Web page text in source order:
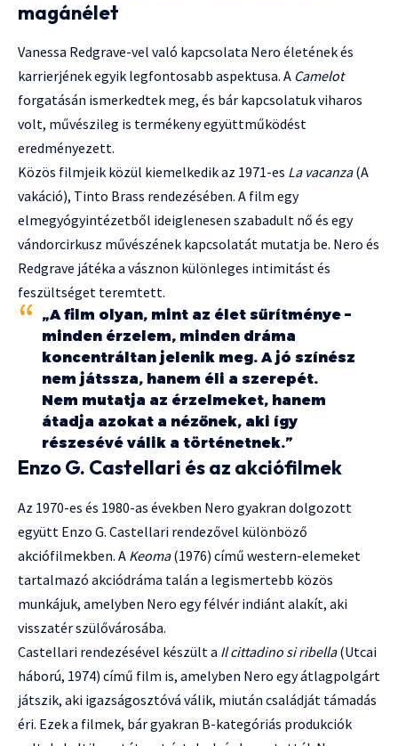
magánélet
Vanessa Redgrave-vel való kapcsolata Nero életének és
karrierjének egyik legfontosabb aspektusa. A Camelot
forgatásán ismerkedtek meg, és bár kapcsolatuk viharos
volt, művészileg is termékeny együttműködést
eredményezett.
Közös filmjeik közül kiemelkedik az 1971-es La vacanza(A
vakáció), Tinto Brass rendezésében. A film egy
elmegyógyintézetből ideiglenesen szabadult nő és egy
vándorcirkusz művészének kapcsolatát mutatja be. Nero és
Redgrave játéka a vásznon különleges intimitást és
feszültséget teremtett.
„A film olyan, mint az élet sűrítménye –
minden érzelem, minden dráma
koncentráltan jelenik meg. A jó színész
nem játssza, hanem éli a szerepét.
Nem mutatja az érzelmeket, hanem
átadja azokat a nézőnek, aki így
részesévé válik a történetnek.”
Enzo G. Castellari és az akciófilmek
Az 1970-es és 1980-as években Nero gyakran dolgozott
együtt Enzo G. Castellari rendezővel különböző
akciófilmekben. A Keoma(1976) című western-elemeket
tartalmazó akciódráma talán a legismertebb közös
munkájuk, amelyben Nero egy félvér indiánt alakít, aki
visszatér szülővárosába.
Castellari rendezésével készült a Il cittadino si ribella(Utcai
háború, 1974) című film is, amelyben Nero egy átlagpolgárt
játszik, aki igazságosztóvá válik, miután családját támadás
éri. Ezek a filmek, bár gyakran B-kategóriás produkciók